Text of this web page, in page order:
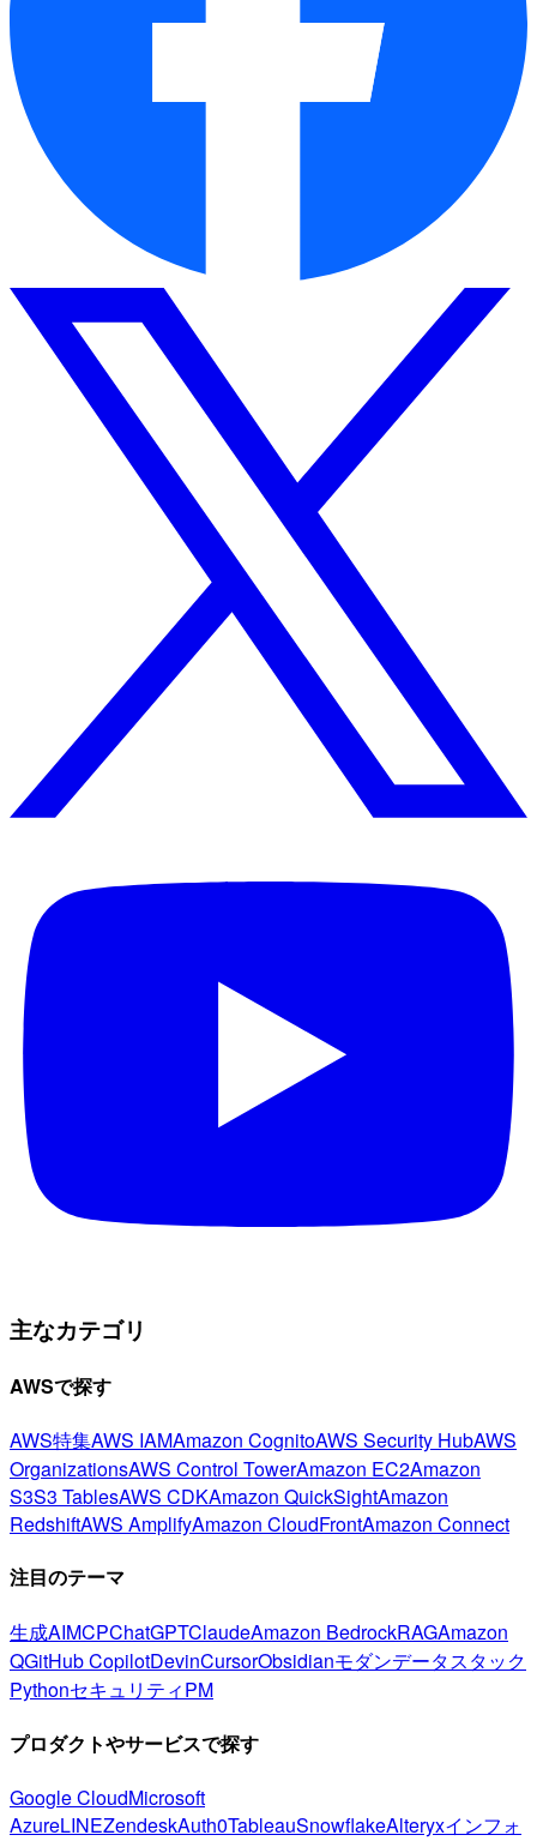
主なカテゴリ
AWSで探す
AWS特集AWS IAMAmazon CognitoAWS Security HubAWS
OrganizationsAWS Control TowerAmazon EC2Amazon
S3S3 TablesAWS CDKAmazon QuickSightAmazon
RedshiftAWS AmplifyAmazon CloudFrontAmazon Connect
注目のテーマ
生成AIMCPChatGPTClaudeAmazon BedrockRAGAmazon
QGitHub CopilotDevinCursorObsidianモダンデータスタック
PythonセキュリティPM
プロダクトやサービスで探す
Google CloudMicrosoft
AzureLINEZendeskAuth0TableauSnowflakeAlteryxインフォ